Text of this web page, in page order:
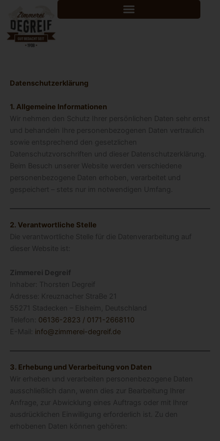
content
Datenschutzerklärung
1. Allgemeine Informationen
Wir nehmen den Schutz Ihrer persönlichen Daten sehr ernst
und behandeln Ihre personenbezogenen Daten vertraulich
sowie entsprechend den gesetzlichen
Datenschutzvorschriften und dieser Datenschutzerklärung.
Beim Besuch unserer Website werden verschiedene
personenbezogene Daten erhoben, verarbeitet und
gespeichert – stets nur im notwendigen Umfang.
2. Verantwortliche Stelle
Die verantwortliche Stelle für die Datenverarbeitung auf
dieser Website ist:
Zimmerei Degreif
Inhaber: Thorsten Degreif
Adresse: Kreuznacher StraBe 21
55271 Stadecken – Elsheim, Deutschland
Telefon: 06136-2823 / 0171-2668110
E-Mail: info@zimmerei-degreif.de
3. Erhebung und Verarbeitung von Daten
Wir erheben und verarbeiten personenbezogene Daten
ausschließlich dann, wenn dies zur Bearbeitung Ihrer
Anfrage, zur Abwicklung eines Auftrags oder mit Ihrer
ausdrücklichen Einwilligung erforderlich ist. Zu den
erhobenen Daten können gehören: